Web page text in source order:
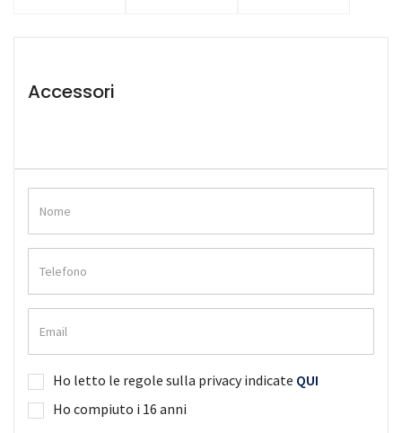
Accessori
Ho letto le regole sulla privacy indicate QUI
Ho compiuto i 16 anni